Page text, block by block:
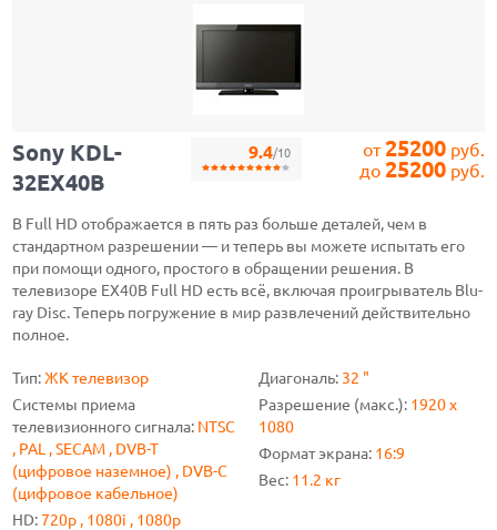
от 25200руб.
до 25200руб.
9.4/10
Sony KDL-
32EX40B
В Full HD отображается в пять раз больше деталей, чем в
стандартном разрешении — и теперь вы можете испытать его
при помощи одного, простого в обращении решения. В
телевизоре EX40B Full HD есть всё, включая проигрыватель Blu-
ray Disc. Теперь погружение в мир развлечений действительно
полное.
Тип:ЖК телевизор
Системы приема
телевизионного сигнала: NTSC
, PAL , SECAM , DVB-T
(цифровое наземное) , DVB-C
(цифровое кабельное)
HD:720p , 1080i , 1080p
Диагональ: 32 "
Разрешение (макс.): 1920 x
1080
Формат экрана: 16:9
Вес: 11.2 кг